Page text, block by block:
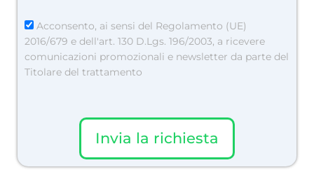
Acconsento, ai sensi del Regolamento (UE)
2016/679 e dell'art. 130 D.Lgs. 196/2003, a ricevere
comunicazioni promozionali e newsletter da parte del
Titolare del trattamento
Invia la richiesta